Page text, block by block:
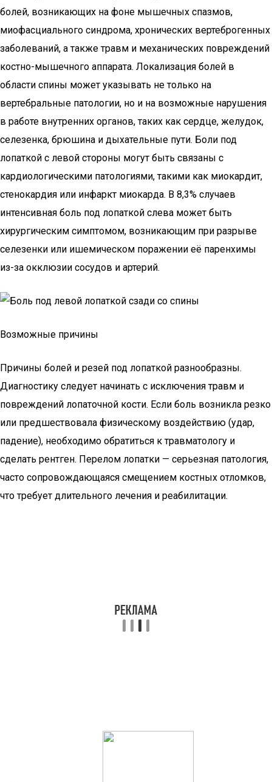
болей, возникающих на фоне мышечных спазмов,
миофасциального синдрома, хронических вертеброгенных
заболеваний, а также травм и механических повреждений
костно-мышечного аппарата. Локализация болей в
области спины может указывать не только на
вертебральные патологии, но и на возможные нарушения
в работе внутренних органов, таких как сердце, желудок,
селезенка, брюшина и дыхательные пути. Боли под
лопаткой с левой стороны могут быть связаны с
кардиологическими патологиями, такими как миокардит,
стенокардия или инфаркт миокарда. В 8,3% случаев
интенсивная боль под лопаткой слева может быть
хирургическим симптомом, возникающим при разрыве
селезенки или ишемическом поражении её паренхимы
из-за окклюзии сосудов и артерий.
Возможные причины
Причины болей и резей под лопаткой разнообразны.
Диагностику следует начинать с исключения травм и
повреждений лопаточной кости. Если боль возникла резко
или предшествовала физическому воздействию (удар,
падение), необходимо обратиться к травматологу и
сделать рентген. Перелом лопатки — серьезная патология,
часто сопровождающаяся смещением костных отломков,
что требует длительного лечения и реабилитации.